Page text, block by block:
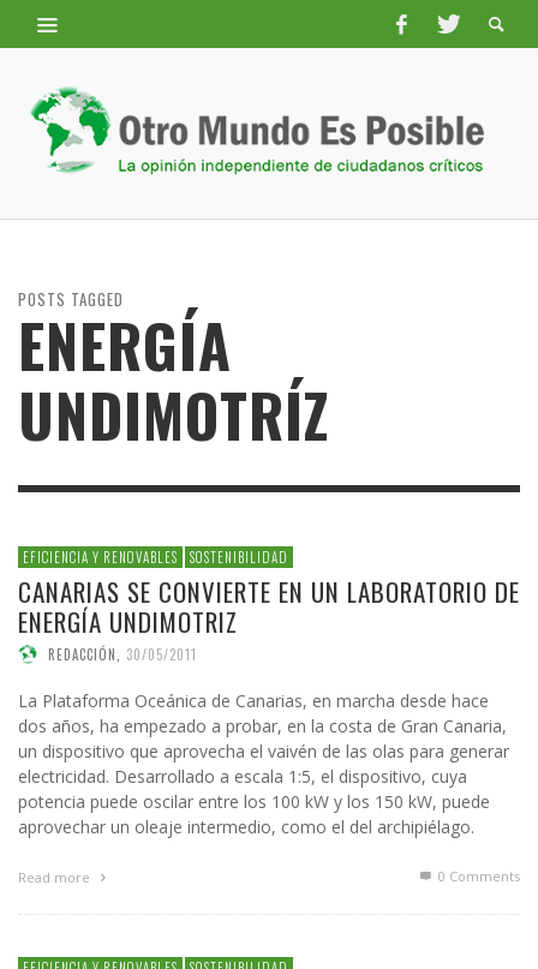
POSTS TAGGED
ENERGÍA
UNDIMOTRÍZ
EFICIENCIA Y RENOVABLES SOSTENIBILIDAD
CANARIAS SE CONVIERTE EN UN LABORATORIO DE
ENERGÍA UNDIMOTRIZ
REDACCIÓN 30/05/2011
La Plataforma Oceánica de Canarias, en marcha desde hace
dos años, ha empezado a probar, en la costa de Gran Canaria,
un dispositivo que aprovecha el vaivén de las olas para generar
electricidad. Desarrollado a escala 1:5, el dispositivo, cuya
potencia puede oscilar entre los 100 kW y los 150 kW, puede
aprovechar un oleaje intermedio, como el del archipiélago.
Read more 0 Comments